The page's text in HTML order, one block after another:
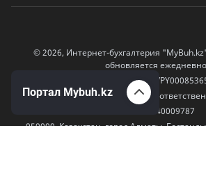
© 2026, Интернет-бухгалтерия
обновляется ежедневно
Свидетельство СМИ №
Товарищество с ограниченной
БИН 170240009787
050000, Казахстан, город Алматы,
Портал Mybuh.kz